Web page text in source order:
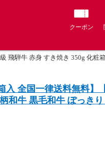
クーポン
級 飛騨牛 赤身 すき焼き 350g 化
入 全国一律送料無料】
和牛 黒毛和牛 ぽっき